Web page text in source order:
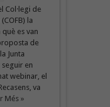
Col·legi de
la
què es van
de
Junta
en
webinar, el
va
Més »